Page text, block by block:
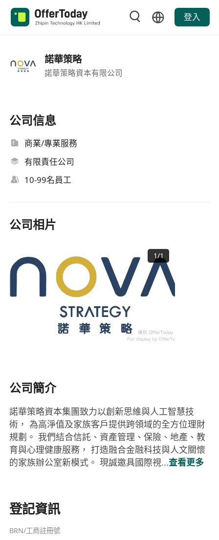
登入
諾華策略
諾華策略資本有限公司
公司信息
商業/專業服務
有限責任公司
10-99名員工
公司相片
1/1
公司簡介
諾華策略資本集團致力以創新思維與人工智慧技
術， 為高淨值及家族客戶提供跨領域的全方位理財
規劃。 我們結合信託、資產管理、保險、地產、教
育與心理健康服務， 打造融合金融科技與人文關懷
的家族辦公室新模式。 現誠邀具國際視...查看更多
登記資訊
BRN/工商註冊號